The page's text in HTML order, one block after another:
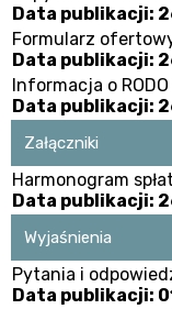
Data publikacji:
Formularz
Data publikacji:
Informacja o RODO
Data publikacji:
Załączniki
Harmonogram
Data publikacji:
Wyjaśnienia
Pytania i
Data publikacji: